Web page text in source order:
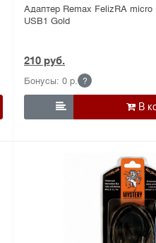
Адаптер Remax FelizRA micro
USB1 Gold
210 руб.
Бонусы: 0 р. ?
